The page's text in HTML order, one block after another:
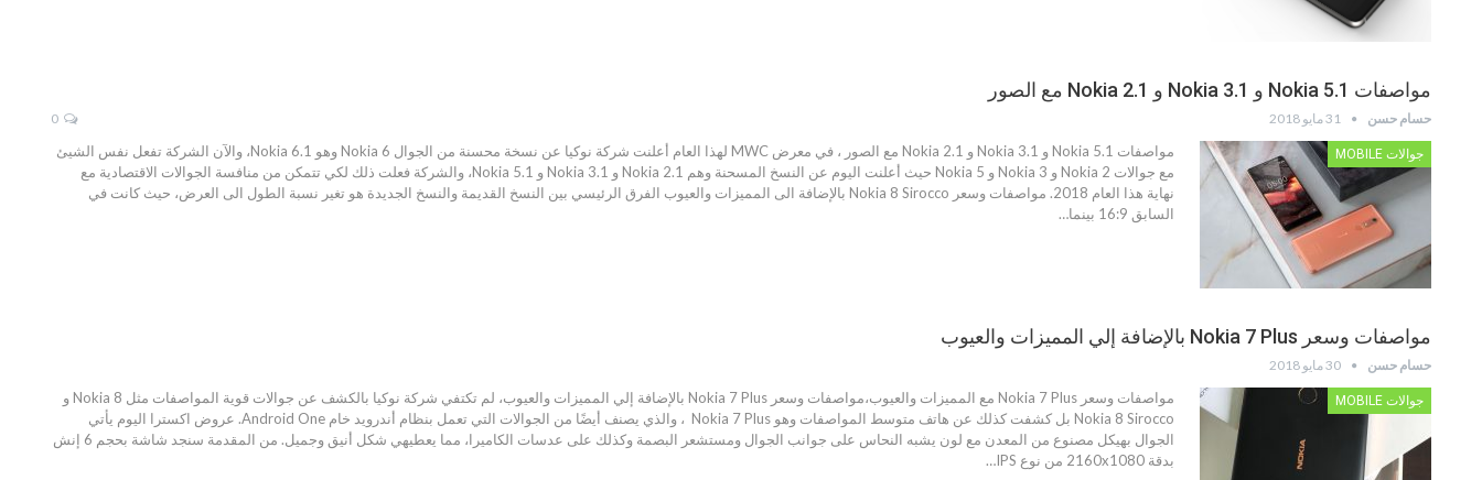
مواصفات Nokia 5.1 و 3.1 Nokia و 2.1 Nokia مع الصور
حسام حسن 31 مايو 2018
جوالات MOBILE
مواصفات Nokia 5.1 و 3.1 Nokia و 2.1 Nokia مع الصور ، في معرض MWC لهذا العام أعلنت شركة نوكيا عن نسخة محسنة من الجوال Nokia 6 وهو Nokia 6.1، والآن الشركة تفعل نفس الشيئ
مع جوالات Nokia 2 و Nokia 3 و Nokia 5 حيث أعلنت اليوم عن النسخ المسحنة وهم Nokia 2.1 و Nokia 3.1 و Nokia 5.1، والشركة فعلت ذلك لكي تتمكن من منافسة الجوالات الاقتصادية مع
نهاية هذا العام 2018. مواصفات وسعر Nokia 8 Sirocco بالإضافة الى المميزات والعيوب الفرق الرئيسي بين النسخ القديمة والنسخ الجديدة هو تغير نسبة الطول الى العرض، حيث كانت في
السابق 16:9 بينما…
مواصفات وسعر Nokia 7 Plus بالإضافة إلي المميزات والعيوب
حسام حسن 30 مايو 2018
جوالات MOBILE
مواصفات وسعر Nokia 7 Plus مع المميزات والعيوب،مواصفات وسعر Nokia 7 Plus بالإضافة إلي المميزات والعيوب، لم تكتفي شركة نوكيا بالكشف عن جوالات قوية المواصفات مثل Nokia 8 و
Nokia 8 Sirocco بل كشفت كذلك عن هاتف متوسط المواصفات وهو Nokia 7 Plus ، والذي يصنف أيضًا من الجوالات التي تعمل بنظام أندرويد خام Android One. عروض اكسترا اليوم يأتي
الجوال بهيكل مصنوع من المعدن مع لون يشبه النحاس على جوانب الجوال ومستشعر البصمة وكذلك على عدسات الكاميرا، مما يعطيهي شكل أنيق وجميل. من المقدمة سنجد شاشة بحجم 6 إنش
بدقة 2160x1080 من نوع IPS…